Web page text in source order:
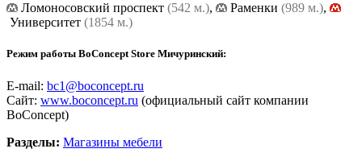
Ломоносовский проспект (542 м.), Раменки (989 м.),
Университет (1854 м.)
Режим работы BoConcept Store Мичуринский:
E-mail: bc1@boconcept.ru
Сайт: www.boconcept.ru (официальный сайт компании
BoСoncept)
Разделы: Магазины мебели